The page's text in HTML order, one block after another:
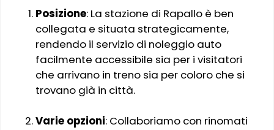
Posizione: La stazione di Rapallo è ben
collegata e situata strategicamente,
rendendo il servizio di noleggio auto
facilmente accessibile sia per i visitatori
che arrivano in treno sia per coloro che si
trovano già in città.
Varie opzioni: Collaboriamo con rinomati